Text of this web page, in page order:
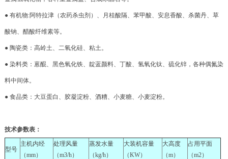
● 有机物:阿特拉津（农药杀虫剂）、月桂酸隔、苯甲酸、安息香酸、杀菌丹、草
酸钠、醋酸纤维素等。
● 陶瓷类：高岭土、二氧化硅、粘土。
● 染料类：蒽醌、黑色氧化铁、靛蓝颜料、丁酸、氢氧化钛、硫化锌，各种偶氮染
料中间体。
● 食品类：大豆蛋白、胶凝淀粉、酒糟、小麦糖、小麦淀粉。
技术参数表：
型号
主机内经
（mm）
处理风量
（m3/h）
蒸发水量
（kg/h）
大装机容量
（KW）
大高度
（m）
占用平面
（m2）